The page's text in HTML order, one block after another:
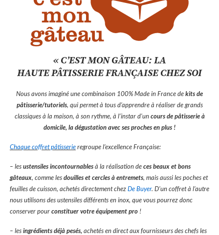
« C’EST MON GÂTEAU: LA
HAUTE PÂTISSERIE FRANÇAISE CHEZ SOI
Nous avons imaginé une combinaison 100% Made in France dekits de
pâtisserie/tutoriels, qui permet à tous d’apprendre à réaliser de grands
classiques à la maison, à son rythme, à l’instar d’uncours de pâtisserie à
domicile, la dégustation avec ses proches en plus !
Chaque coffret pâtisserieregroupe l’excellence Française:
– lesustensiles incontournablesà la réalisation deces beaux et bons
gâteaux, comme lesdouilles et cercles à entremets, mais aussi les poches et
feuilles de cuisson, achetés directement chezDe Buyer. D’un coffret à l’autre
nous utilisons des ustensiles différents en inox, que vous pourrez donc
conserver pourconstituer votre équipement pro !
– lesingrédients déjà pesés, achetés en direct auxfournisseurs des chefs les